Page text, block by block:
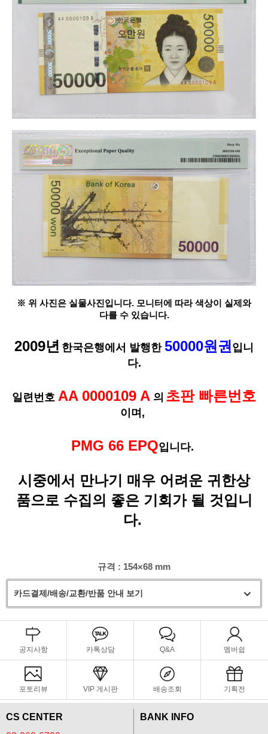
※ 위 사진은 실물사진입니다. 모니터에 따라 색상이 실제와
다를 수 있습니다.
2009년 한국은행에서 발행한 50000원권 입니
다.
일련번호 AA 0000109 A 의 초판 빠른번호
이며,
PMG 66 EPQ입니다.
시중에서 만나기 매우 어려운 귀한상
품으로 수집의 좋은 기회가 될 것입니
다.
규격 : 154×68 mm
카드결제/배송/교환/반품 안내 보기
공지사항 카톡상담 Q&A 멤버쉽
포토리뷰 VIP 게시판 배송조회 기획전
CS CENTER
BANK INFO